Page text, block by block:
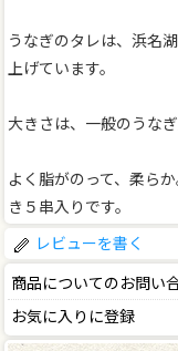
うなぎのタレは、浜名
上げています。
大きさは、一般のうな
よく脂がのって、柔ら
き５串入りです。
レビューを書く
商品についてのお問い
お気に入りに登録